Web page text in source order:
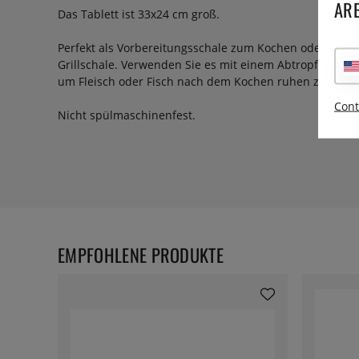
Das Tablett ist 33x24 cm groß.
Perfekt als Vorbereitungsschale zum Kochen oder
Grillschale. Verwenden Sie es mit einem Abtropfgitter,
um Fleisch oder Fisch nach dem Kochen ruhen zu
Nicht spülmaschinenfest.
EMPFOHLENE PRODUKTE